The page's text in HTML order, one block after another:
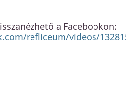
a Facebookon:
refliceum/videos/